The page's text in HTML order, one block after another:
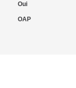
Oui
OAP